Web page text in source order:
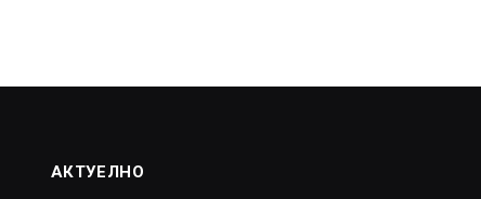
АКТУЕЛНО